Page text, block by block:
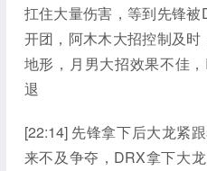
扛住大量伤害，等到先锋
开团，阿木木大招控制及
地形，月男大招效果不佳
退
[22:14] 先锋拿下后大龙紧
来不及争夺，DRX拿下大